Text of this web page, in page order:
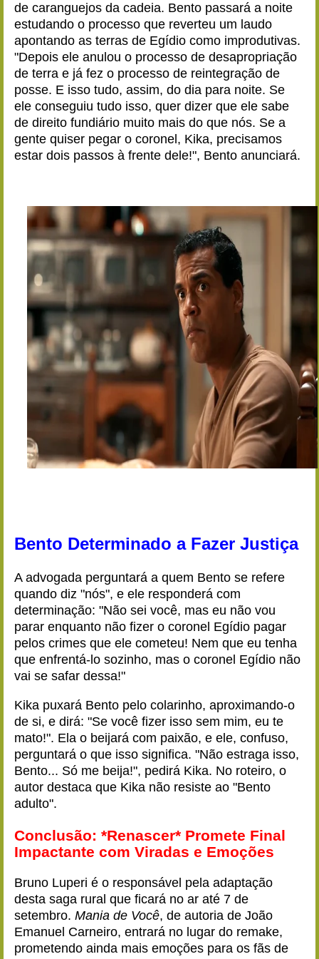
de caranguejos da cadeia. Bento passará a noite
estudando o processo que reverteu um laudo
apontando as terras de Egídio como improdutivas.
"Depois ele anulou o processo de desapropriação
de terra e já fez o processo de reintegração de
posse. E isso tudo, assim, do dia para noite. Se
ele conseguiu tudo isso, quer dizer que ele sabe
de direito fundiário muito mais do que nós. Se a
gente quiser pegar o coronel, Kika, precisamos
estar dois passos à frente dele!", Bento anunciará.
Bento Determinado a Fazer Justiça
A advogada perguntará a quem Bento se refere
quando diz "nós", e ele responderá com
determinação: "Não sei você, mas eu não vou
parar enquanto não fizer o coronel Egídio pagar
pelos crimes que ele cometeu! Nem que eu tenha
que enfrentá-lo sozinho, mas o coronel Egídio não
vai se safar dessa!"
Kika puxará Bento pelo colarinho, aproximando-o
de si, e dirá: "Se você fizer isso sem mim, eu te
mato!". Ela o beijará com paixão, e ele, confuso,
perguntará o que isso significa. "Não estraga isso,
Bento... Só me beija!", pedirá Kika. No roteiro, o
autor destaca que Kika não resiste ao "Bento
adulto".
Conclusão: *Renascer* Promete Final
Impactante com Viradas e Emoções
Bruno Luperi é o responsável pela adaptação
desta saga rural que ficará no ar até 7 de
setembro. Mania de Você, de autoria de João
Emanuel Carneiro, entrará no lugar do remake,
prometendo ainda mais emoções para os fãs de